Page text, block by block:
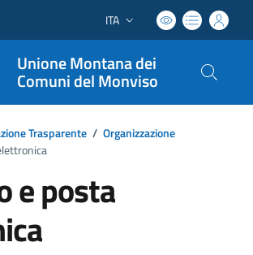
Lingua attiva:
ITA
Unione Montana dei
Comuni del Monviso
Trasparente / Organizzazione
e posta